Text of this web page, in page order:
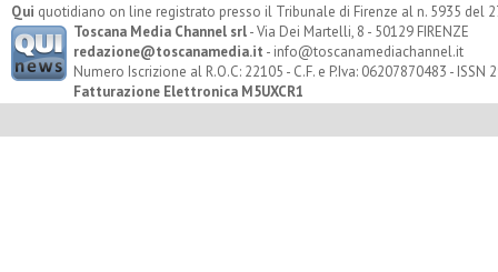
Qui quotidiano on line registrato presso il Tribunale di Firenze al n. 5935 del
Toscana Media Channel srl- Via Dei Martelli, 8 - 50129 FIRENZE
redazione@toscanamedia.it - info@toscanamediachannel.it
Numero Iscrizione al R.O.C: 22105 - C.F. e P.Iva: 06207870483 - ISSN
Fatturazione Elettronica M5UXCR1